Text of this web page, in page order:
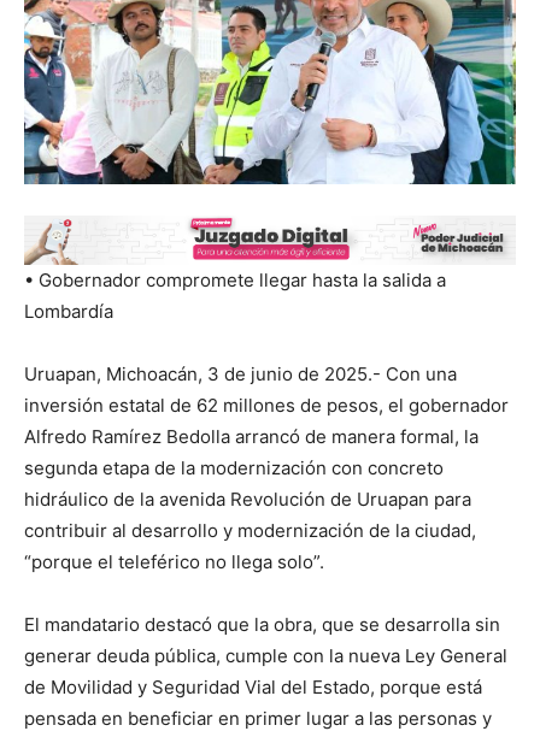
• Gobernador compromete llegar hasta la salida a
Lombardía
Uruapan, Michoacán, 3 de junio de 2025.- Con una
inversión estatal de 62 millones de pesos, el gobernador
Alfredo Ramírez Bedolla arrancó de manera formal, la
segunda etapa de la modernización con concreto
hidráulico de la avenida Revolución de Uruapan para
contribuir al desarrollo y modernización de la ciudad,
“porque el teleférico no llega solo”.
El mandatario destacó que la obra, que se desarrolla sin
generar deuda pública, cumple con la nueva Ley General
de Movilidad y Seguridad Vial del Estado, porque está
pensada en beneficiar en primer lugar a las personas y